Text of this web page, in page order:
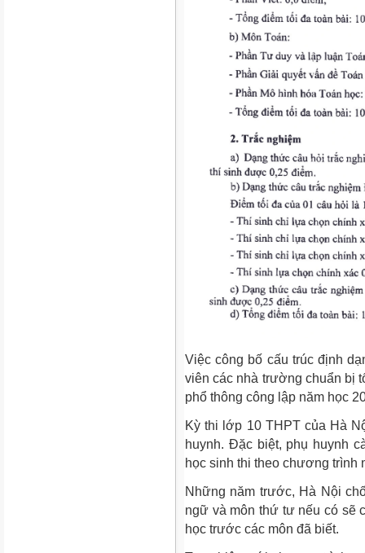
Việc công bố cấu trúc định
viên các nhà trường chuẩn bị
phổ thông công lập năm học
Kỳ thi lớp 10 THPT của Hà
huynh. Đặc biệt, phụ huynh
học sinh thi theo chương trình
Những năm trước, Hà Nội
ngữ và môn thứ tư nếu có sẽ
học trước các môn đã biết.